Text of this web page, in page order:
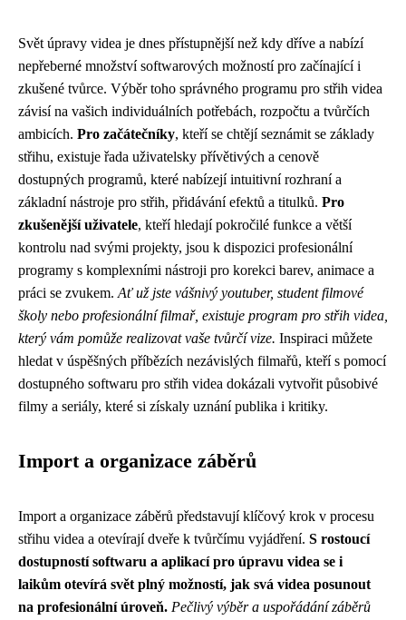
Svět úpravy videa je dnes přístupnější než kdy dříve a nabízí
nepřeberné množství softwarových možností pro začínající i
zkušené tvůrce. Výběr toho správného programu pro střih videa
závisí na vašich individuálních potřebách, rozpočtu a tvůrčích
ambicích. Pro začátečníky, kteří se chtějí seznámit se základy
střihu, existuje řada uživatelsky přívětivých a cenově
dostupných programů, které nabízejí intuitivní rozhraní a
základní nástroje pro střih, přidávání efektů a titulků. Pro
zkušenější uživatele, kteří hledají pokročilé funkce a větší
kontrolu nad svými projekty, jsou k dispozici profesionální
programy s komplexními nástroji pro korekci barev, animace a
práci se zvukem. Ať už jste vášnivý youtuber, student filmové
školy nebo profesionální filmař, existuje program pro střih videa,
který vám pomůže realizovat vaše tvůrčí vize. Inspiraci můžete
hledat v úspěšných příbězích nezávislých filmařů, kteří s pomocí
dostupného softwaru pro střih videa dokázali vytvořit působivé
filmy a seriály, které si získaly uznání publika i kritiky.
Import a organizace záběrů
Import a organizace záběrů představují klíčový krok v procesu
střihu videa a otevírají dveře k tvůrčímu vyjádření. S rostoucí
dostupností softwaru a aplikací pro úpravu videa se i
laikům otevírá svět plný možností, jak svá videa posunout
na profesionální úroveň. Pečlivý výběr a uspořádání záběrů